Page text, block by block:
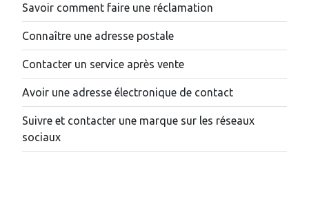
Savoir comment faire une réclamation
Connaître une adresse postale
Contacter un service après vente
Avoir une adresse électronique de contact
Suivre et contacter une marque sur les réseaux
sociaux